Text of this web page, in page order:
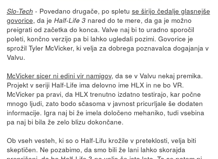
Slo-Tech - Povedano drugače, po spletu se širijo čedalje glasnejše
govorice, da je Half-Life 3nared do te mere, da ga je možno
preigrati od začetka do konca. Valve naj bi to uradno sporočil
poleti, končno verzijo pa bi lahko ugledali pozimi. Govorice je
sprožil Tyler McVicker, ki velja za dobrega poznavalca dogajanja v
Valvu.
McVicker sicer ni edini vir namigov, da se v Valvu nekaj premika.
Projekt v seriji Half-Life ima delovno ime HLX in ne bo VR.
McVicker pa pravi, da HLX trenutno izdatno testirajo, kar počne
mnogo ljudi, zato bodo sčasoma v javnost pricurljale še dodaten
informacije. Igra naj bi že imela določeno mehaniko, tudi vsebina
pa naj bi bila že zelo blizu dokončane.
Ob vseh vesteh, ki so o Half-Lifu krožile v preteklosti, velja biti
skeptičen. Ne pozabimo, da smo bili že lani lahko skorajda